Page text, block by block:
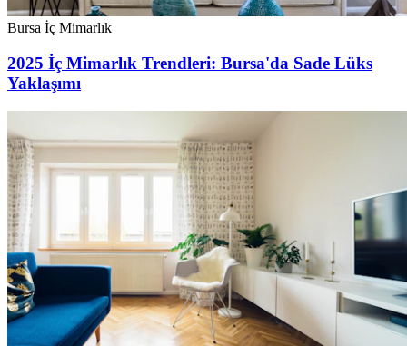
Bursa İç Mimarlık
2025 İç Mimarlık Trendleri: Bursa'da Sade Lüks
Yaklaşımı